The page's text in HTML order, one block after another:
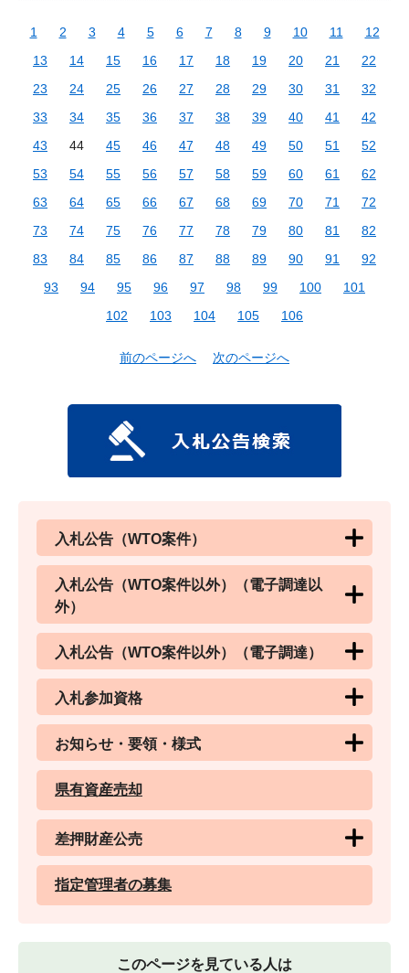
1 2 3 4 5 6 7 8 9 10 11
12
13
14 15 16 17 18 19 20 21
22
23
24 25 26 27 28 29 30 31
32
33
34 35 36 37 38 39 40 41
42
43
44 45 46 47 48 49 50 51
52
53
54 55 56 57 58 59 60 61
62
63
64 65 66 67 68 69 70 71
72
73
74 75 76 77 78 79 80 81
82
83
84 85 86 87 88 89 90 91
92
93
94 95 96 97 98 99 100
101
102
103 104 105 106
前のページへ 次のページへ
入札公告（WTO案件）
入札公告（WTO案件以外）（電子調達以
外）
入札公告（WTO案件以外）（電子調達）
入札参加資格
お知らせ・要領・様式
県有資産売却
差押財産公売
指定管理者の募集
このページを見ている人は